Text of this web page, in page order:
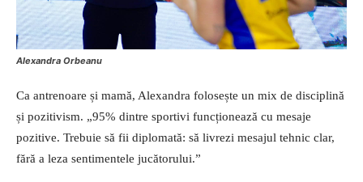
Alexandra Orbeanu
Ca antrenoare și mamă, Alexandra folosește un mix de disciplină
și pozitivism. „95% dintre sportivi funcționează cu mesaje
pozitive. Trebuie să fii diplomată: să livrezi mesajul tehnic clar,
fără a leza sentimentele jucătorului.”